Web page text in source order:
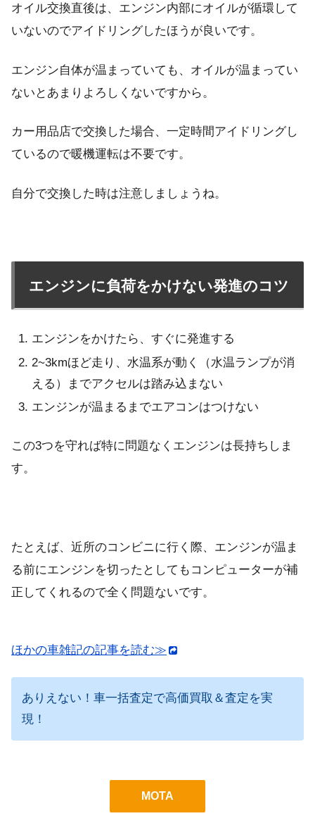
オイル交換直後は、エンジン内部にオイルが循環して
いないのでアイドリングしたほうが良いです。
エンジン自体が温まっていても、オイルが温まってい
ないとあまりよろしくないですから。
カー用品店で交換した場合、一定時間アイドリングし
ているので暖機運転は不要です。
自分で交換した時は注意しましょうね。
エンジンに負荷をかけない発進のコツ
エンジンをかけたら、すぐに発進する
2~3kmほど走り、水温系が動く（水温ランプが消
える）までアクセルは踏み込まない
エンジンが温まるまでエアコンはつけない
この3つを守れば特に問題なくエンジンは長持ちしま
す。
たとえば、近所のコンビニに行く際、エンジンが温ま
る前にエンジンを切ったとしてもコンピューターが補
正してくれるので全く問題ないです。
ほかの車雑記の記事を読む≫
ありえない！車一括査定で高価買取＆査定を実
現！
MOTA